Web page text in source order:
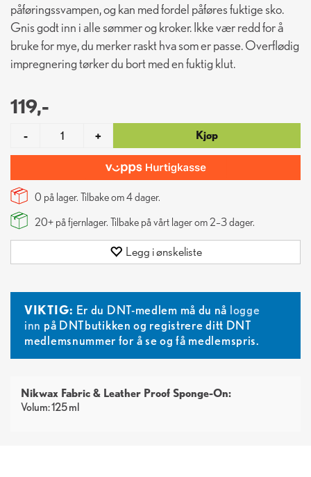
påføringssvampen, og kan med fordel påføres fuktige sko.
Gnis godt inn i alle sømmer og kroker. Ikke vær redd for å
bruke for mye, du merker raskt hva som er passe. Overflødig
impregnering tørker du bort med en fuktig klut.
119,-
- + Kjøp
0 på lager. Tilbake om4dager.
20+ på fjernlager. Tilbake på vårt lager om 2–3 dager.
Legg i ønskeliste
VIKTIG: Er du DNT-medlem må du nå logge
inn på DNTbutikken og registrere ditt DNT
medlemsnummer for å se og få medlemspris.
Nikwax Fabric & Leather Proof Sponge-On:
Volum: 125 ml